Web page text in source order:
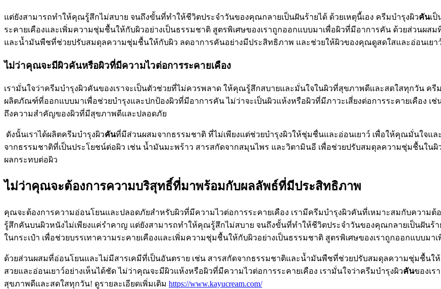
แต่ยังสามารถทำให้คุณรู้สึกไม่สบาย จนถึงขั้นที่ทำให้ชีวิตประจำวันของคุณกลายเป็นฝันร้ายได้ ด้วยเหตุนี้เอง ครีมบำรุงผิวคันเป็
ระคายเคืองและเพิ่มความชุ่มชื้นให้กับผิวอย่างเป็นธรรมชาติ สูตรพิเศษของเราถูกออกแบบมาเพื่อผิวที่มีอาการคัน ด้วยส่วนผส
และน้ำมันพืชที่ช่วยปรับสมดุลความชุ่มชื้นให้กับผิว ลดอาการคันอย่างมีประสิทธิภาพ และช่วยให้ผิวของคุณดูสดใสและอ่อนเยา
ไม่ว่าคุณจะมีผิวคันหรือผิวที่มีความไวต่อการระคายเคือง
เรามั่นใจว่าครีมบำรุงผิวคันของเราจะเป็นตัวช่วยที่ไม่ควรพลาด ให้คุณรู้สึกสบายและมั่นใจในผิวที่สุขภาพดีและสดใสทุกวัน ค
ผลิตภัณฑ์ที่ออกแบบมาเพื่อช่วยบำรุงและปกป้องผิวที่มีอาการคัน ไม่ว่าจะเป็นผิวแห้งหรือผิวที่มีภาวะเสี่ยงต่อการระคายเคือง เ
ถึงความสำคัญของผิวที่มีสุขภาพดีและปลอดภัย
ดังนั้นเราได้ผลิตครีมบำรุงผิวคันที่มีส่วนผสมจากธรรมชาติ ที่ไม่เพียงแต่ช่วยบำรุงผิวให้ชุ่มชื่นและอ่อนเยาว์ เพื่อให้คุณมั่นใจแ
จากธรรมชาติที่เป็นประโยชน์ต่อผิว เช่น น้ำมันมะพร้าว สารสกัดจากสมุนไพร และวิตามินอี เพื่อช่วยปรับสมดุลความชุ่มชื้นใน
ผลกระทบต่อผิว
ไม่ว่าคุณจะต้องการความบริสุทธิ์ที่มาพร้อมกับผลลัพธ์ที่มีประสิทธิภาพ
คุณจะต้องการความอ่อนโยนและปลอดภัยสำหรับผิวที่มีความไวต่อการระคายเคือง เรามีครีมบำรุงผิวคันที่เหมาะสมกับควา
รู้สึกคันบนผิวหนังไม่เพียงแค่รำคาญ แต่ยังสามารถทำให้คุณรู้สึกไม่สบาย จนถึงขั้นที่ทำให้ชีวิตประจำวันของคุณกลายเป็นฝันร้า
ในกระเป๋า เพื่อช่วยบรรเทาความระคายเคืองและเพิ่มความชุ่มชื้นให้กับผิวอย่างเป็นธรรมชาติ สูตรพิเศษของเราถูกออกแบบมา
ด้วยส่วนผสมที่อ่อนโยนและไม่มีสารเคมีที่เป็นอันตราย เช่น สารสกัดจากธรรมชาติและน้ำมันพืชที่ช่วยปรับสมดุลความชุ่มชื้น
สวยและอ่อนเยาว์อย่างเห็นได้ชัด ไม่ว่าคุณจะมีผิวแห้งหรือผิวที่มีความไวต่อการระคายเคือง เรามั่นใจว่าครีมบำรุงผิวคันของเร
สุขภาพดีและสดใสทุกวัน! ดูรายละเอียดเพิ่มเติม https://www.kayucream.com/